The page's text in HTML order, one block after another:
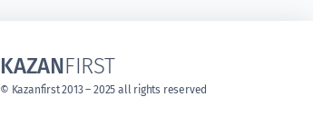
KAZANFIRST
© Kazanfirst 2013 – 2025 all rights reserved